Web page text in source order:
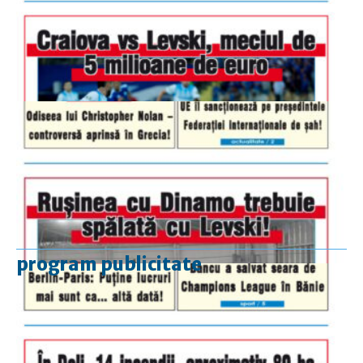
program publicitate
luni-vineri
9.00 - 17.00
duminică
9.00 - 12.00